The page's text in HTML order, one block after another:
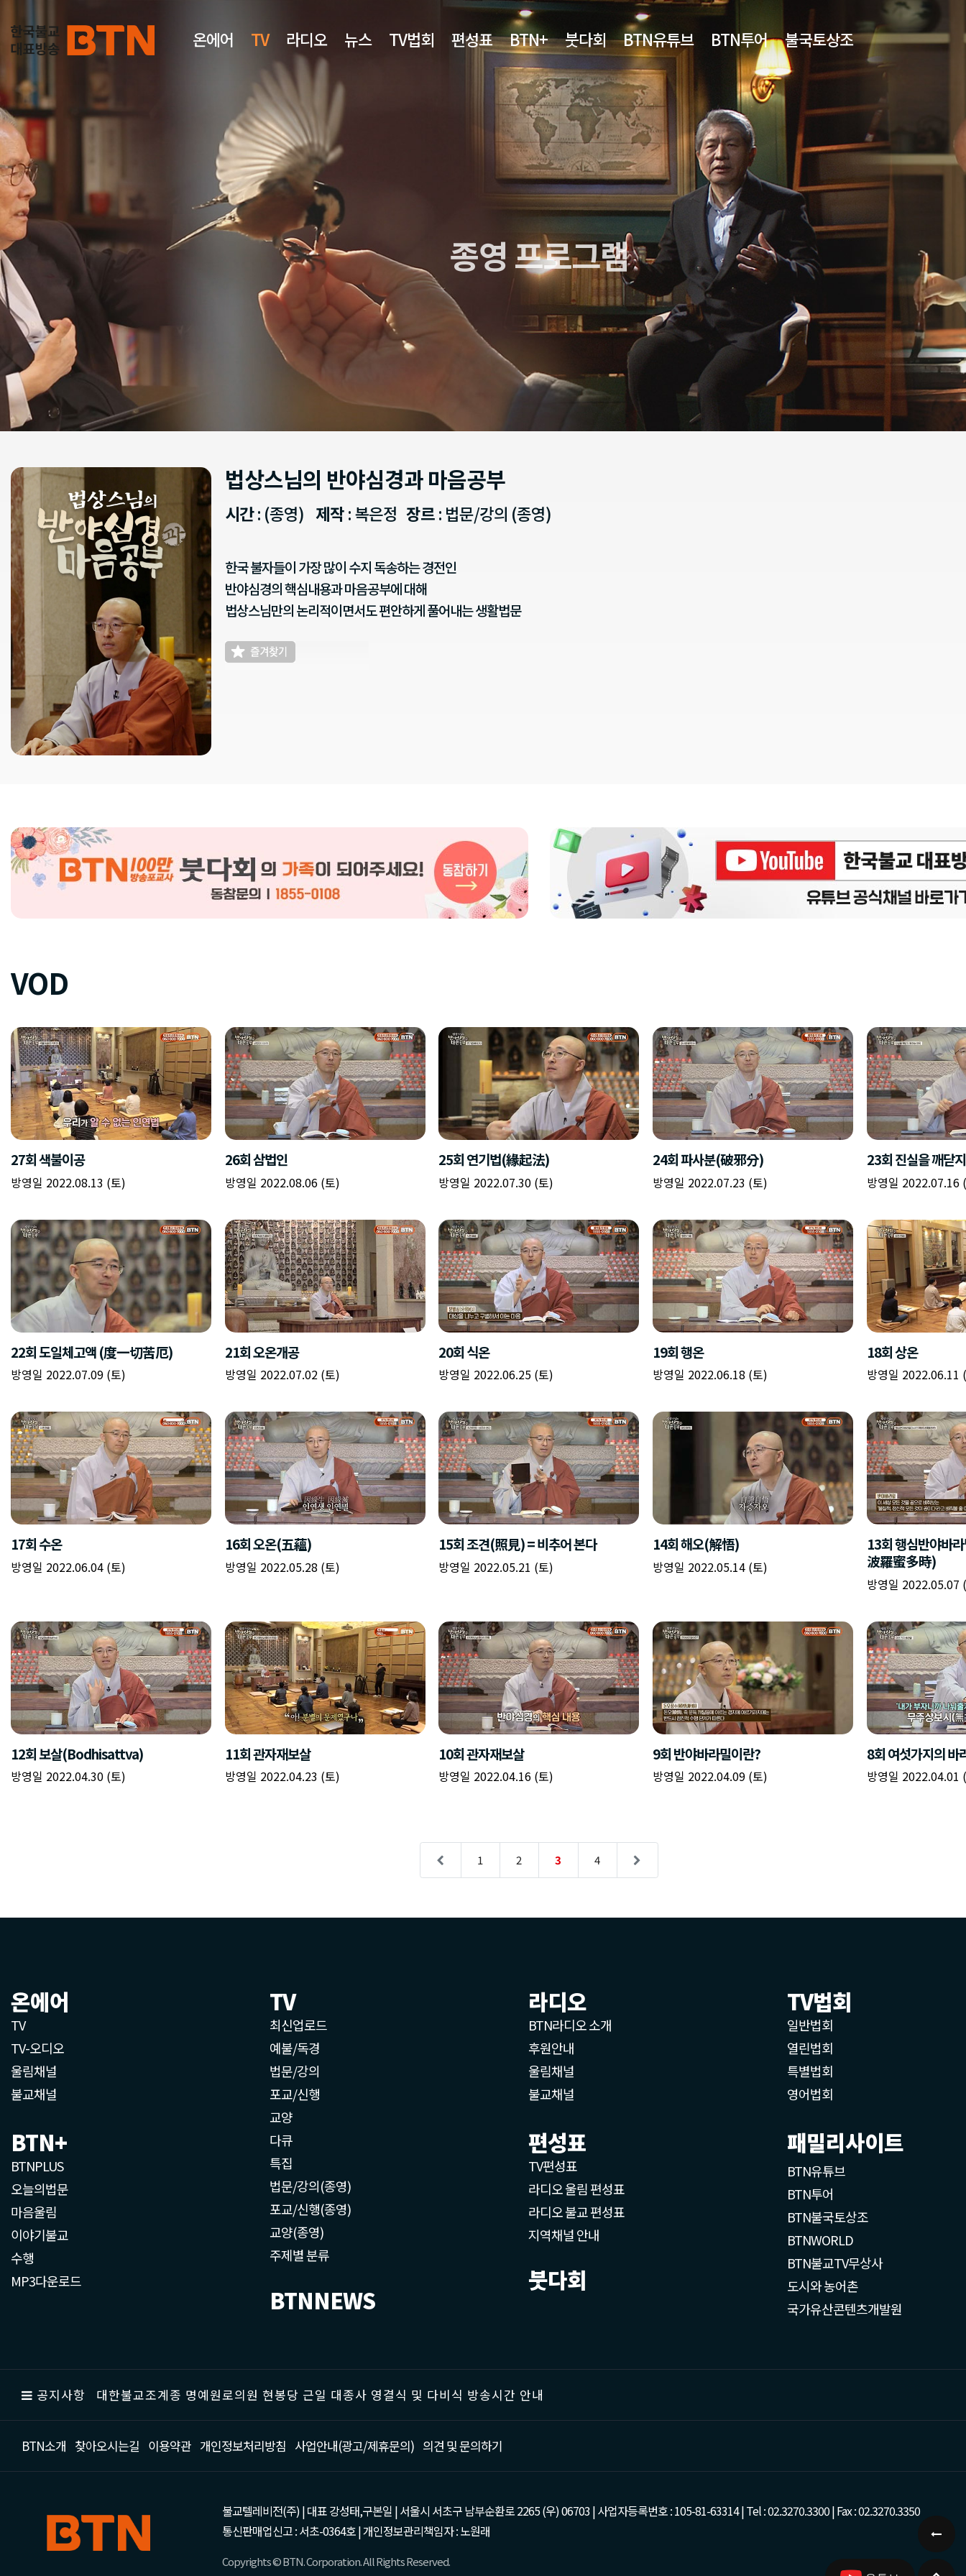
온에어 TV 라디오 뉴스 TV법회 편성표 BTN+ 붓다회 BTN유튜브 BTN투어 불국토상조
종영 프로그램
법상스님의 반야심경과 마음공부
시간: (종영) 제작: 복은정 장르: 법문/강의 (종영)
한국 불자들이 가장 많이 수지 독송하는 경전인
반야심경의 핵심내용과 마음공부에 대해
법상스님만의 논리적이면서도 편안하게 풀어내는 생활법문
VOD
27회 색불이공
방영일 2022.08.13 (토)
26회 삼법인
방영일 2022.08.06 (토)
25회 연기법(緣起法)
방영일 2022.07.30 (토)
24회 파사분(破邪分)
방영일 2022.07.23 (토)
23회 진실을 깨닫
방영일 2022.07.16
22회 도일체고액 (度一切苦厄)
방영일 2022.07.09 (토)
21회 오온개공
방영일 2022.07.02 (토)
20회 식온
방영일 2022.06.25 (토)
19회 행온
방영일 2022.06.18 (토)
18회 상온
방영일 2022.06.11
17회 수온
방영일 2022.06.04 (토)
16회 오온(五蘊)
방영일 2022.05.28 (토)
15회 조견(照見) = 비추어 본다
방영일 2022.05.21 (토)
14회 해오(解悟)
방영일 2022.05.14 (토)
13회 행심반야바
波羅蜜多時)
방영일 2022.05.07
12회 보살(Bodhisattva)
방영일 2022.04.30 (토)
11회 관자재보살
방영일 2022.04.23 (토)
10회 관자재보살
방영일 2022.04.16 (토)
9회 반야바라밀이란?
방영일 2022.04.09 (토)
8회 여섯가지의 바
방영일 2022.04.01
1 2 3 4
온에어
TV
TV-오디오
울림채널
불교채널
BTN+
BTNPLUS
오늘의법문
마음울림
이야기불교
수행
MP3다운로드
TV
최신업로드
예불/독경
법문/강의
포교/신행
교양
다큐
특집
법문/강의(종영)
포교/신행(종영)
교양(종영)
주제별 분류
BTNNEWS
라디오
BTN라디오 소개
후원안내
울림채널
불교채널
편성표
TV편성표
라디오 울림 편성표
라디오 불교 편성표
지역채널 안내
붓다회
TV법회
일반법회
열린법회
특별법회
영어법회
패밀리사이트
BTN유튜브
BTN투어
BTN불국토상조
BTNWORLD
BTN불교TV무상사
도시와 농어촌
국가유산콘텐츠개발원
공지사항 대한불교조계종 명예원로의원 현봉당 근일 대종사 영결식 및 다비식 방송시간 안내
BTN소개 찾아오시는길 이용약관 개인정보처리방침 사업안내(광고/제휴문의) 의견 및 문의하기
불교텔레비전(주) | 대표 강성태,구본일 | 서울시 서초구 남부순환로 2265 (우) 06703 | 사업자등록번호 : 105-81-63314 | Tel : 02.3270.3300 | Fax : 02.3270.3350
통신판매업신고 : 서초-0364호 | 개인정보관리책임자 : 노원래
Copyrights © BTN. Corporation. All Rights Reserved.